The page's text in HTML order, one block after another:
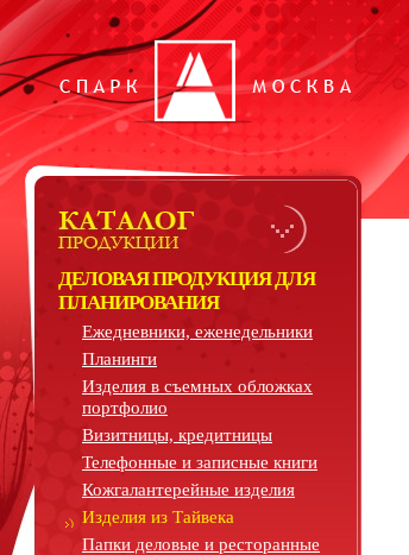
ДЕЛОВАЯ ПРОДУКЦИЯ ДЛЯ
ПЛАНИРОВАНИЯ
Ежедневники, еженедельники
Планинги
Изделия в съемных обложках
портфолио
Визитницы, кредитницы
Телефонные и записные книги
Кожгалантерейные изделия
Изделия из Тайвека
Папки деловые и ресторанные